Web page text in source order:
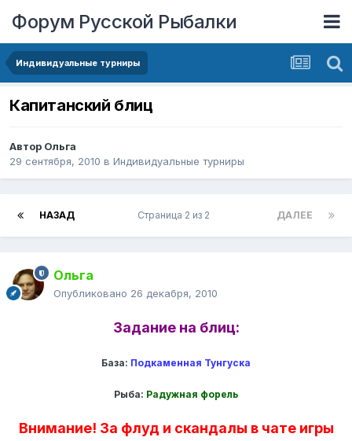
Форум Русской Рыбалки
Индивидуальные турниры
Капитанский блиц
Автор Ольга
29 сентября, 2010 в Индивидуальные турниры
НАЗАД ДАЛЕЕ
Страница 2 из 2
Ольга
Опубликовано 26 декабря, 2010
Задание на блиц:
База: Подкаменная Тунгуска
Рыба: Радужная форель
Внимание! За флуд и скандалы в чате игры